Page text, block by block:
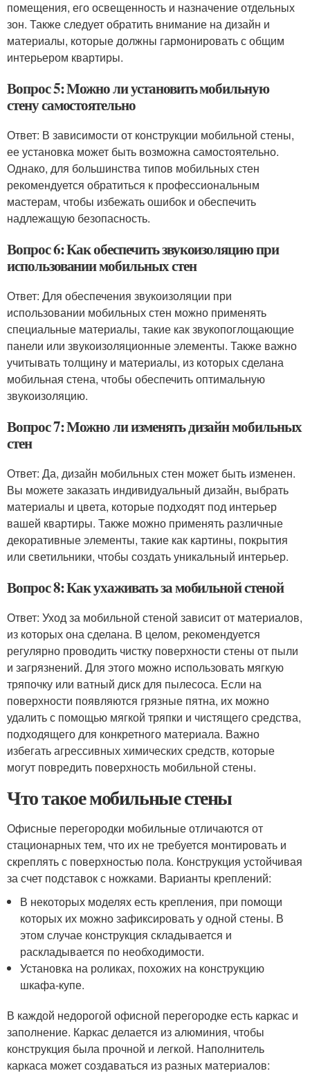
помещения, его освещенность и назначение отдельных
зон. Также следует обратить внимание на дизайн и
материалы, которые должны гармонировать с общим
интерьером квартиры.
Вопрос 5: Можно ли установить мобильную
стену самостоятельно
Ответ: В зависимости от конструкции мобильной стены,
ее установка может быть возможна самостоятельно.
Однако, для большинства типов мобильных стен
рекомендуется обратиться к профессиональным
мастерам, чтобы избежать ошибок и обеспечить
надлежащую безопасность.
Вопрос 6: Как обеспечить звукоизоляцию при
использовании мобильных стен
Ответ: Для обеспечения звукоизоляции при
использовании мобильных стен можно применять
специальные материалы, такие как звукопоглощающие
панели или звукоизоляционные элементы. Также важно
учитывать толщину и материалы, из которых сделана
мобильная стена, чтобы обеспечить оптимальную
звукоизоляцию.
Вопрос 7: Можно ли изменять дизайн мобильных
стен
Ответ: Да, дизайн мобильных стен может быть изменен.
Вы можете заказать индивидуальный дизайн, выбрать
материалы и цвета, которые подходят под интерьер
вашей квартиры. Также можно применять различные
декоративные элементы, такие как картины, покрытия
или светильники, чтобы создать уникальный интерьер.
Вопрос 8: Как ухаживать за мобильной стеной
Ответ: Уход за мобильной стеной зависит от материалов,
из которых она сделана. В целом, рекомендуется
регулярно проводить чистку поверхности стены от пыли
и загрязнений. Для этого можно использовать мягкую
тряпочку или ватный диск для пылесоса. Если на
поверхности появляются грязные пятна, их можно
удалить с помощью мягкой тряпки и чистящего средства,
подходящего для конкретного материала. Важно
избегать агрессивных химических средств, которые
могут повредить поверхность мобильной стены.
Что такое мобильные стены
Офисные перегородки мобильные отличаются от
стационарных тем, что их не требуется монтировать и
скреплять с поверхностью пола. Конструкция устойчивая
за счет подставок с ножками. Варианты креплений:
В некоторых моделях есть крепления, при помощи
которых их можно зафиксировать у одной стены. В
этом случае конструкция складывается и
раскладывается по необходимости.
Установка на роликах, похожих на конструкцию
шкафа-купе.
В каждой недорогой офисной перегородке есть каркас и
заполнение. Каркас делается из алюминия, чтобы
конструкция была прочной и легкой. Наполнитель
каркаса может создаваться из разных материалов: